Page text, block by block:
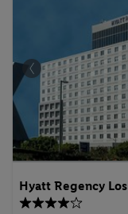
Hyatt Regency